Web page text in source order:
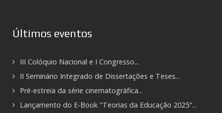
Últimos eventos
III Colóquio Nacional e I Congresso...
II Seminário Integrado de Dissertações e Teses...
Pré-estreia da série cinematográfica...
Lançamento do E-Book "Teorias da Educação 2025"...